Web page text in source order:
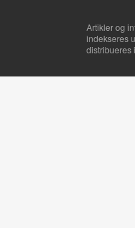
Artikler og
indekseres
distribueres